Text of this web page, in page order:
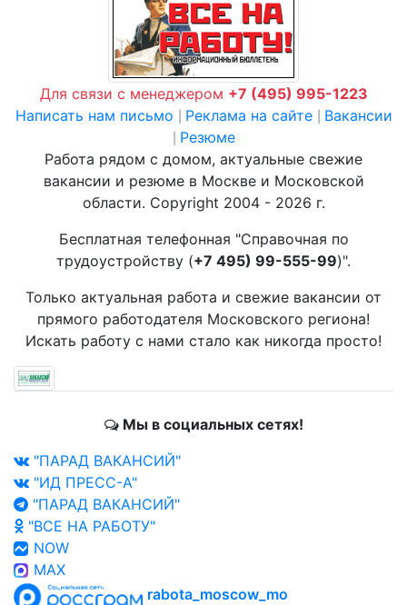
Для связи с менеджером +7 (495) 995-1223
Написать нам письмо
Реклама на сайте Вакансии
Резюме
Работа рядом с домом, актуальные свежие
вакансии и резюме в Москве и Московской
области. Copyright 2004 - 2026 г.
Бесплатная телефонная "Справочная по
трудоустройству (+7 495) 99-555-99)".
Только актуальная работа и свежие вакансии от
прямого работодателя Московского региона!
Искать работу с нами стало как никогда просто!
Мы в социальных сетях!
"ПАРАД ВАКАНСИЙ"
"ИД ПРЕСС-А"
"ПАРАД ВАКАНСИЙ"
"ВСЕ НА РАБОТУ"
NOW
MAX
rabota_moscow_mo